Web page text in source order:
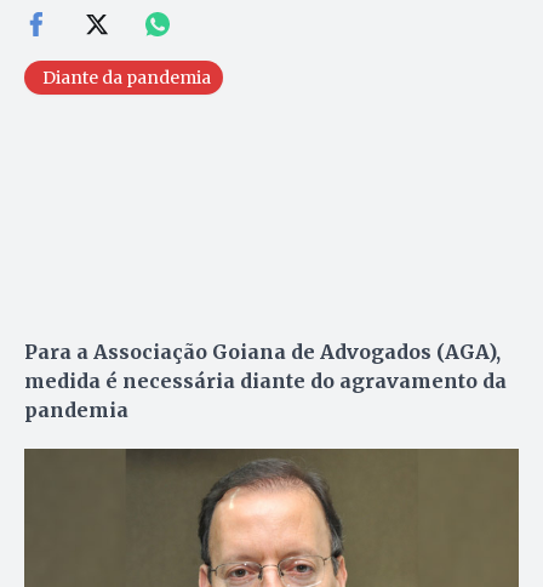
Diante da pandemia
Para a Associação Goiana de Advogados (AGA),
medida é necessária diante do agravamento da
pandemia